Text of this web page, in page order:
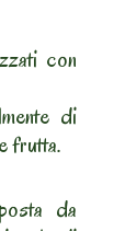
con
di
frutta.
da